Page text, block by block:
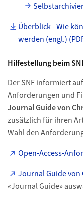
Überblick - Wie
werden (engl.)
Hilfestellung beim
Der SNF informiert
Anforderungen und
Journal Guide von
zusätzlich für ihren
Wahl den
Open-Access-
Journal Guide von
«Journal Guide»